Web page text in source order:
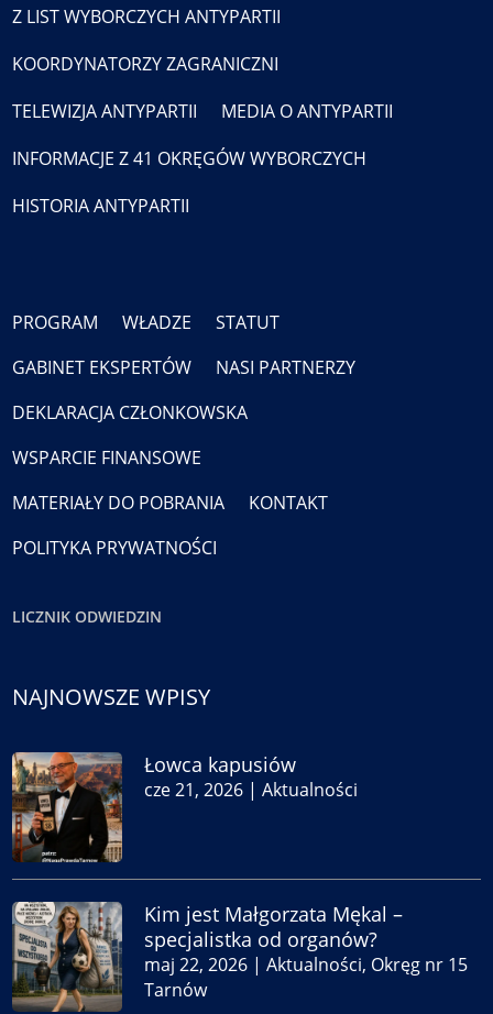
Z LIST WYBORCZYCH ANTYPARTII
KOORDYNATORZY ZAGRANICZNI
TELEWIZJA ANTYPARTII
MEDIA O ANTYPARTII
INFORMACJE Z 41 OKRĘGÓW WYBORCZYCH
HISTORIA ANTYPARTII
PROGRAM WŁADZE
STATUT
GABINET EKSPERTÓW
NASI PARTNERZY
DEKLARACJA CZŁONKOWSKA
WSPARCIE FINANSOWE
MATERIAŁY DO POBRANIA
KONTAKT
POLITYKA PRYWATNOŚCI
LICZNIK ODWIEDZIN
NAJNOWSZE WPISY
Łowca kapusiów
cze 21, 2026 |Aktualności
Kim jest Małgorzata Mękal –
specjalistka od organów?
maj 22, 2026 |Aktualności, Okręg nr 15
Tarnów